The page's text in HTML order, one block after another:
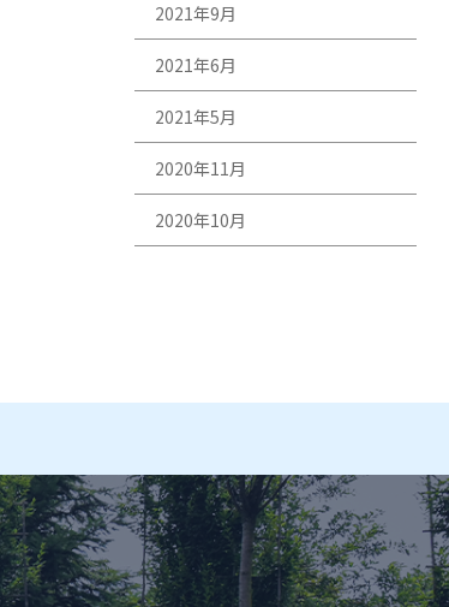
2021年9月
2021年6月
2021年5月
2020年11月
2020年10月